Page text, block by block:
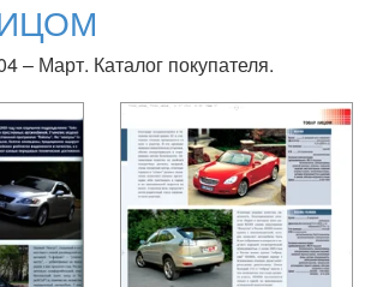
– Март. Каталог покупателя.